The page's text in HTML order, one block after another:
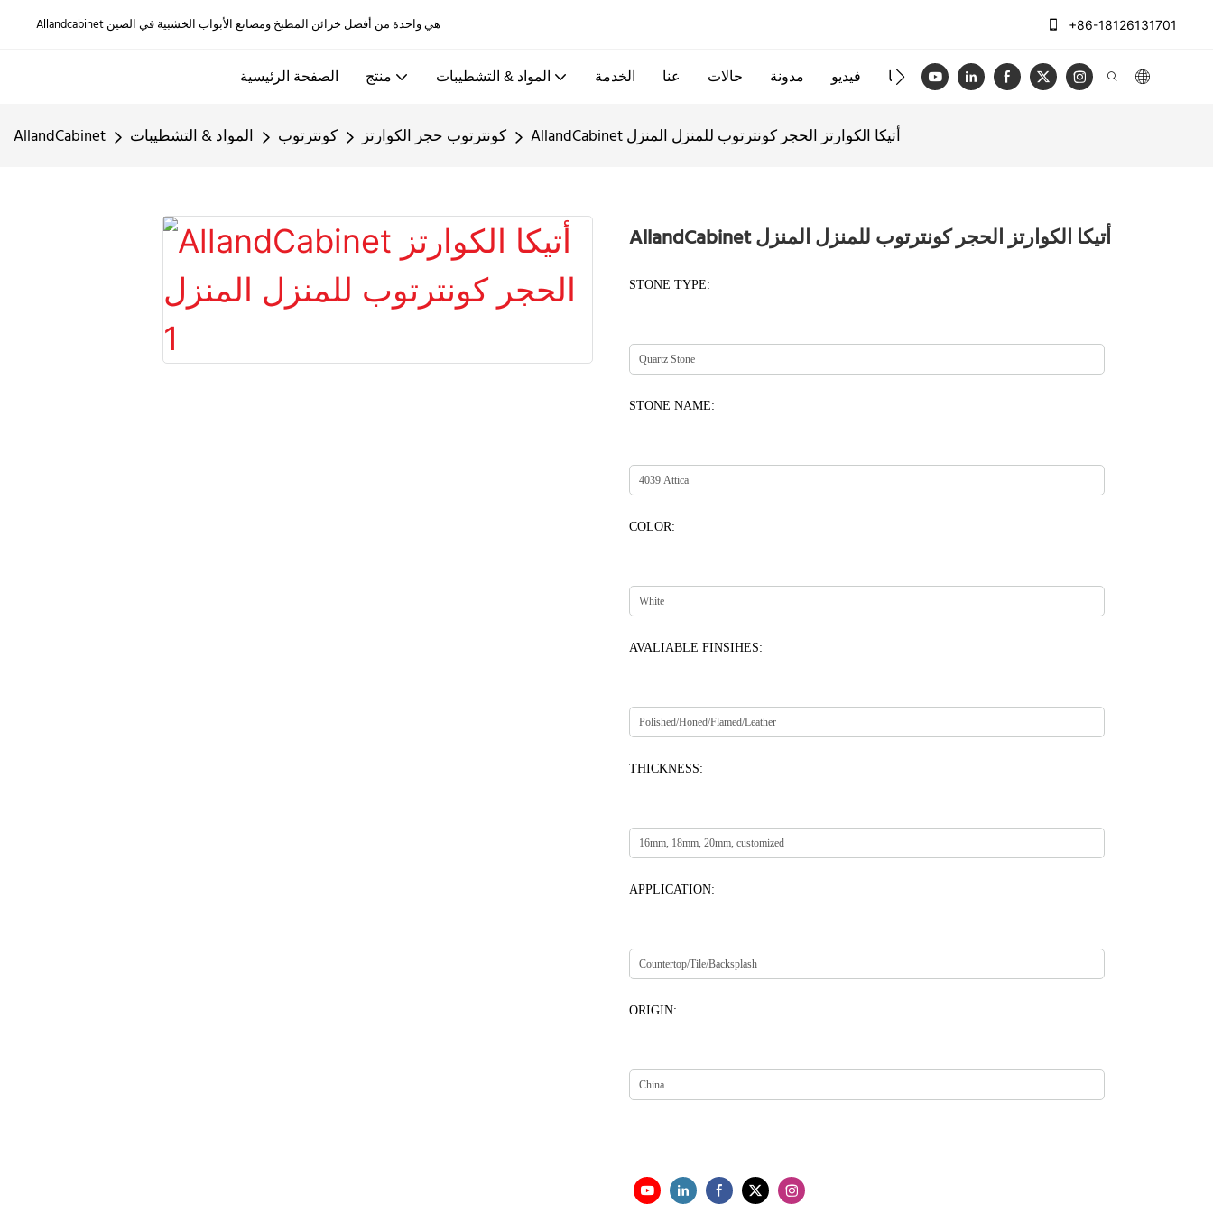
+86-18126131701
الصفحة الرئيسية منتج المواد & التشطيبات الخدمة عنا حالات مدونة فيديو الاتصال بنا
AllandCabinet المواد & التشطيبات كونترتوب كونترتوب حجر الكوارتز AllandCabinet أتيكا الكوارتز الحجر كونترتوب للمنزل المنزل
AllandCabinet أتيكا الكوارتز الحجر كونترتوب للمنزل المنزل
STONE TYPE:
STONE NAME:
COLOR:
AVALIABLE FINSIHES:
THICKNESS:
APPLICATION:
ORIGIN: